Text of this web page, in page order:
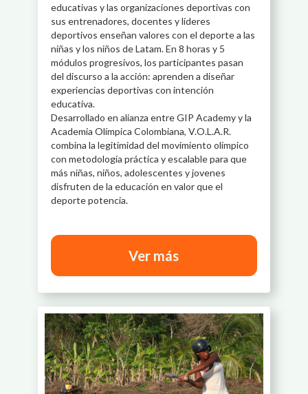
educativas y las organizaciones deportivas con
sus entrenadores, docentes y líderes
deportivos enseñan valores con el deporte a las
niñas y los niños de Latam. En 8 horas y 5
módulos progresivos, los participantes pasan
del discurso a la acción: aprenden a diseñar
experiencias deportivas con intención
educativa.
Desarrollado en alianza entre GIP Academy y la
Academia Olímpica Colombiana, V.O.L.A.R.
combina la legitimidad del movimiento olímpico
con metodología práctica y escalable para que
más niñas, niños, adolescentes y jovenes
disfruten de la educación en valor que el
deporte potencia.
Ver más